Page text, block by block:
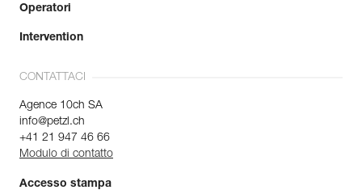
Operatori
Intervention
CONTATTACI
Agence 10ch SA
info@petzl.ch
+41 21 947 46 66
Modulo di contatto
Accesso stampa